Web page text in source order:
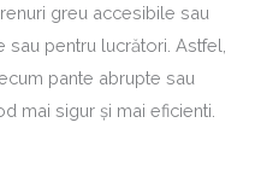
greu accesibile sau
pentru lucrători. Astfel,
pante abrupte sau
mai sigur și mai eficienti.